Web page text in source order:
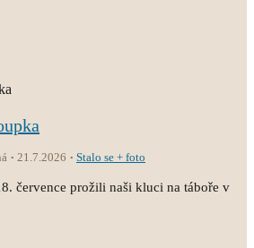
21.7.2026 Stalo se + foto
července prožili naši kluci na táboře v